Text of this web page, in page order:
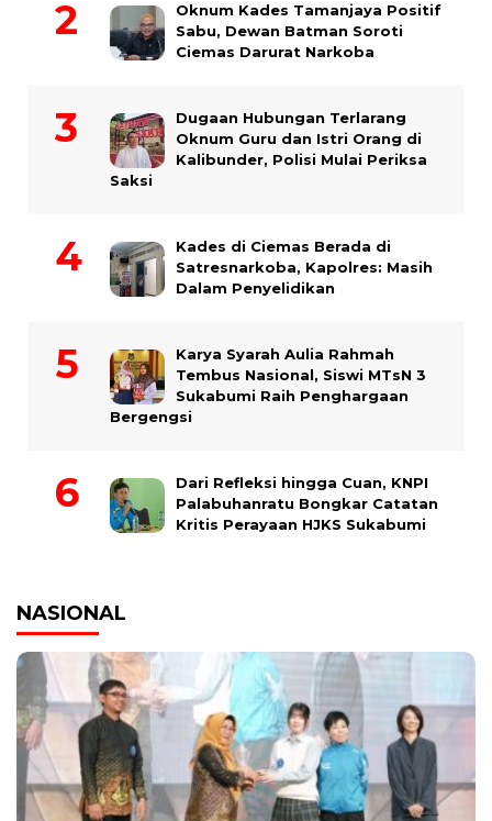
Oknum Kades Tamanjaya Positif
Sabu, Dewan Batman Soroti
Ciemas Darurat Narkoba
Dugaan Hubungan Terlarang
Oknum Guru dan Istri Orang di
Kalibunder, Polisi Mulai Periksa
Saksi
Kades di Ciemas Berada di
Satresnarkoba, Kapolres: Masih
Dalam Penyelidikan
Karya Syarah Aulia Rahmah
Tembus Nasional, Siswi MTsN 3
Sukabumi Raih Penghargaan
Bergengsi
Dari Refleksi hingga Cuan, KNPI
Palabuhanratu Bongkar Catatan
Kritis Perayaan HJKS Sukabumi
NASIONAL